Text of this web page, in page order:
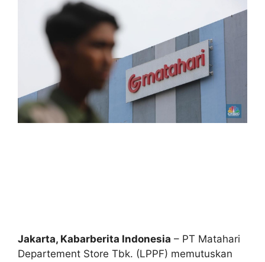
Jakarta, Kabarberita Indonesia – PT Matahari
Departement Store Tbk. (LPPF) memutuskan